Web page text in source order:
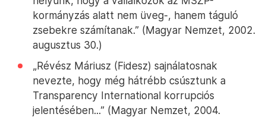
kormányzás alatt nem üveg-, hanem táguló
zsebekre számítanak.” (Magyar Nemzet, 2002.
augusztus 30.)
„Révész Máriusz (Fidesz) sajnálatosnak
nevezte, hogy még hátrébb csúsztunk a
Transparency International korrupciós
jelentésében...” (Magyar Nemzet, 2004.